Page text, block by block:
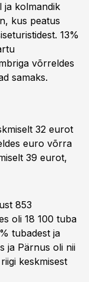
ja kolmandik
kus peatus
13%
võrreldes
samaks.
32 eurot
euro võrra
39 eurot,
853
oli 18 100 tuba
tubadest ja
ja Pärnus oli nii
keskmisest